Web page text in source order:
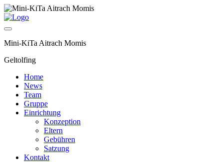
Mini-KiTa Aitrach Momis
Geltolfing
Home
News
Team
Gruppe
Einrichtung
Konzeption
Eltern
Gebühren
Satzung
Kontakt